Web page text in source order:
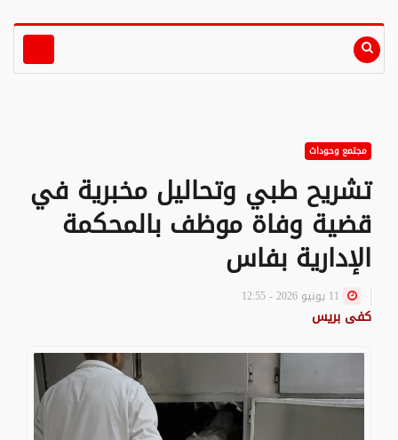
مجتمع وحوداث
تشريح طبي وتحاليل مخبرية في
قضية وفاة موظف بالمحكمة
الإدارية بفاس
كفى بريس